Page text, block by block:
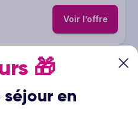
Voir l’offre
🎁
en